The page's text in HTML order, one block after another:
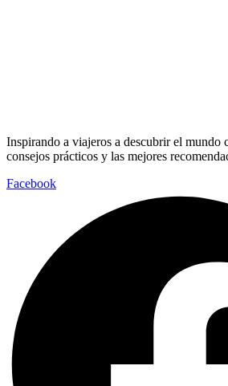
Inspirando a viajeros a descubrir el mundo
consejos prácticos y las mejores
Facebook